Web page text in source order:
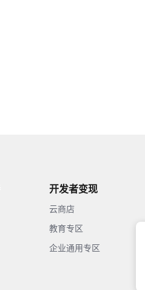
开发者变现
云商店
教育专区
企业通用专区